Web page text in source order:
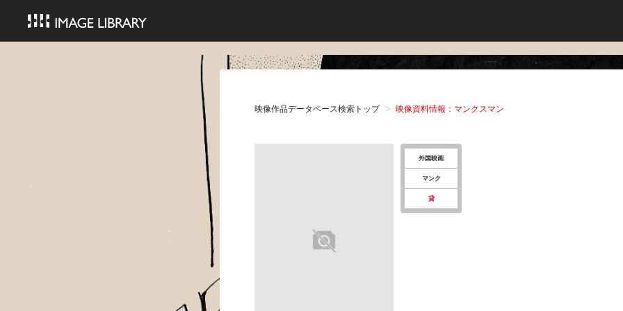
映像作品データベース検索トップ 映像資料情報：マンクスマン
外国映画
マンク
貸